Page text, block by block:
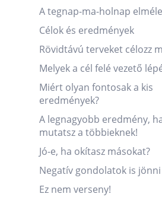
A tegnap-ma-holnap
Célok és eredmények
Rövidtávú terveket célozz
Melyek a cél felé vezető
Miért olyan fontosak a kis
eredmények?
A legnagyobb eredmény,
mutatsz a többieknek!
Jó-e, ha okítasz másokat?
Negatív gondolatok is
Ez nem verseny!